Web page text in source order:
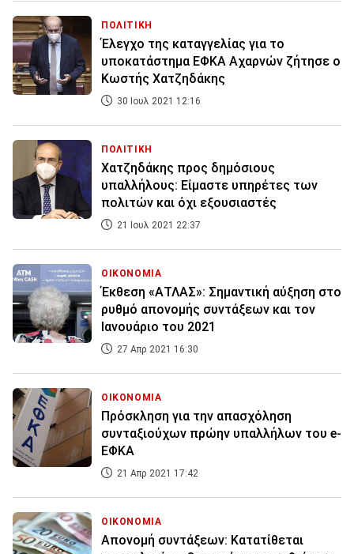
ΠΟΛΙΤΙΚΗ
Έλεγχο της καταγγελίας για το
υποκατάστημα ΕΦΚΑ Αχαρνών ζήτησε ο
Κωστής Χατζηδάκης
30 Ιουλ 2021 12:16
ΠΟΛΙΤΙΚΗ
Χατζηδάκης προς δημόσιους
υπαλλήλους: Είμαστε υπηρέτες των
πολιτών και όχι εξουσιαστές
21 Ιουλ 2021 22:37
ΟΙΚΟΝΟΜΙΑ
Έκθεση «ΑΤΛΑΣ»: Σημαντική αύξηση στο
ρυθμό απονομής συντάξεων και τον
Ιανουάριο του 2021
27 Απρ 2021 16:30
ΟΙΚΟΝΟΜΙΑ
Πρόσκληση για την απασχόληση
συνταξιούχων πρώην υπαλλήλων του e-
ΕΦΚΑ
21 Απρ 2021 17:42
ΟΙΚΟΝΟΜΙΑ
Απονομή συντάξεων: Κατατίθεται